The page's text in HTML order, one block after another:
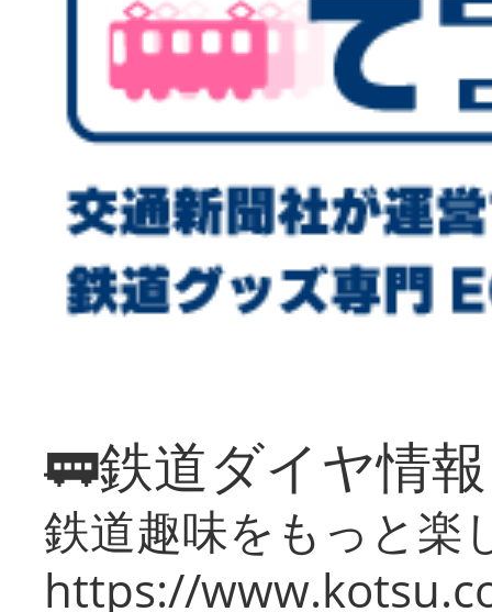
🚃鉄道ダイヤ情
鉄道趣味をもっと楽
https://